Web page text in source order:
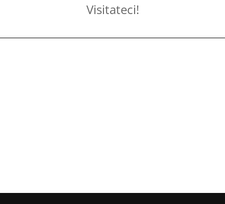
Visitateci!